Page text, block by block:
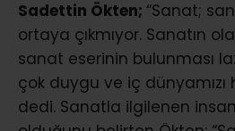
Sadettin Ökten; “Sanat;
ortaya çıkmıyor. Sanatın
sanat eserinin bulunması
çok duygu ve iç
dedi. Sanatla ilgilenen